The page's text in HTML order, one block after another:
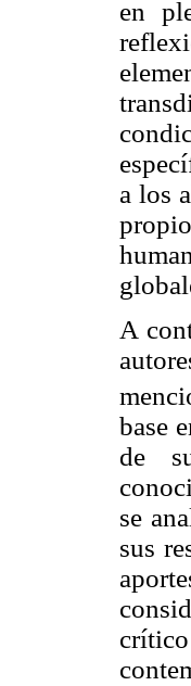
en
a los
A
base
de
se
sus